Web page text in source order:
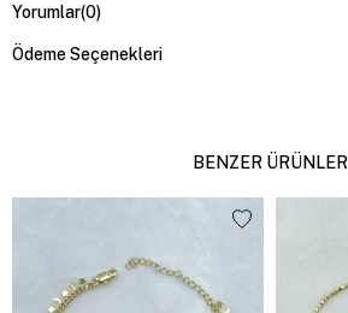
Yorumlar(0)
Ödeme Seçenekleri
BENZER ÜRÜNLER